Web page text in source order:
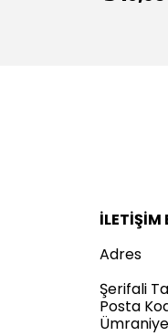
İLETİŞİM
Adres
Şerifali
Posta